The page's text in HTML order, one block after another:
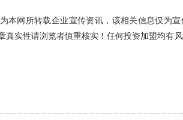
本网所转载企业宣传资讯，该相关信息仅为
真实性请浏览者慎重核实！任何投资加盟均有